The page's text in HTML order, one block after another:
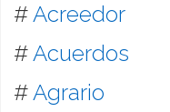
#Acreedor
#Acuerdos
#Agrario